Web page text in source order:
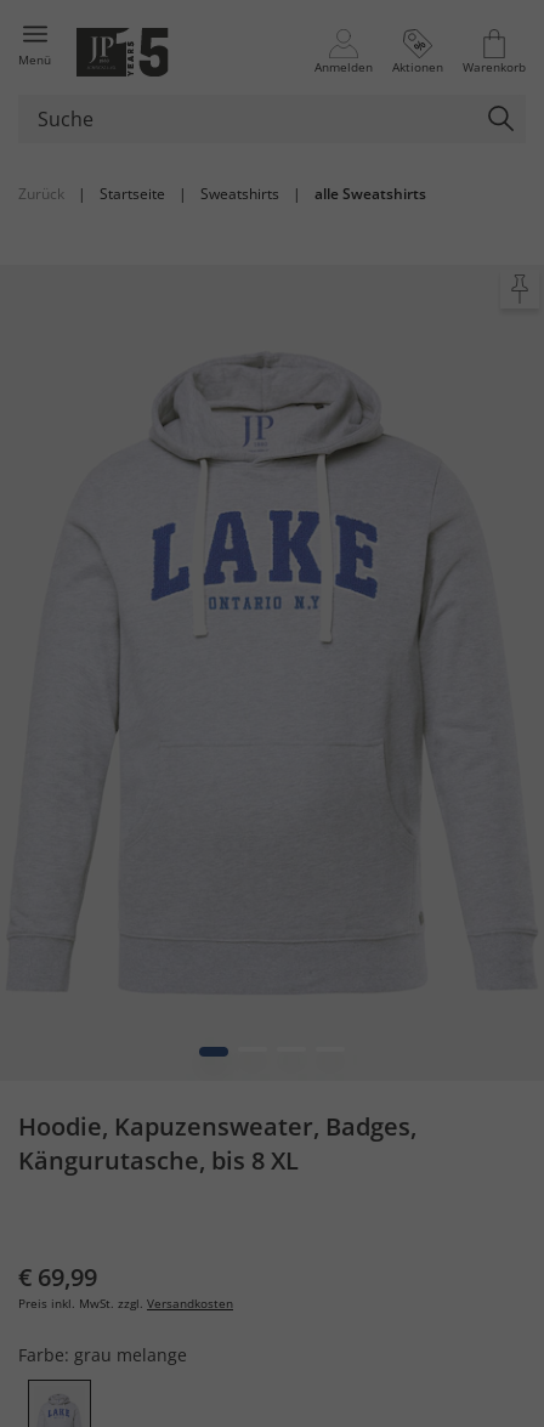
Menü Anmelden Aktionen Warenkorb
Zurück | Startseite | Sweatshirts | alle Sweatshirts
1
Hoodie, Kapuzensweater, Badges,
Kängurutasche, bis 8 XL
€ 69,99
Preis inkl. MwSt. zzgl. Versandkosten
Farbe: grau melange